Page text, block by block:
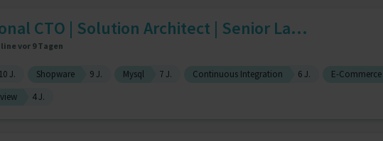
CTO | Solution Architect | Senior La...
vor 9 Tagen
10 J. Shopware 9 J. Mysql 7 J. Continuous Integration 6 J. E-Commerce
4 J.